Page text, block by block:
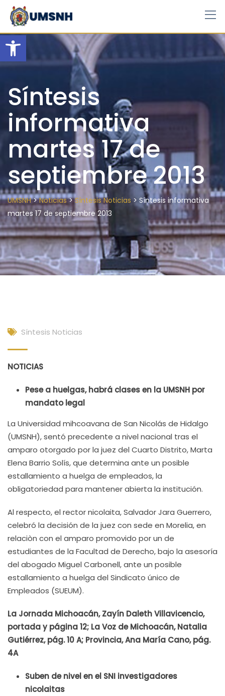
Open toolbar
Skip
content
Síntesis
informativa
martes 17 de
septiembre 2013
UMSNH>Noticias>Síntesis Noticias> Síntesis informativa
martes 17 de septiembre 2013
Síntesis Noticias
NOTICIAS
Pese a huelgas, habrá clases en la UMSNH por
mandato legal
La Universidad mihcoavana de San Nicolás de Hidalgo
(UMSNH), sentó precedente a nivel nacional tras el
amparo otorgado por la juez del Cuarto Distrito, Marta
Elena Barrio Solís, que determina ante un posible
estallamiento a huelga de empleados, la
obligatoriedad para mantener abierta la institución.
Al respecto, el rector nicolaita, Salvador Jara Guerrero,
celebró la decisión de la juez con sede en Morelia, en
relaciòn con el amparo promovido por un de
estudiantes de la Facultad de Derecho, bajo la asesoría
del abogado Miguel Carbonell, ante un posible
estallamiento a huelga del Sindicato único de
Empleados (SUEUM).
La Jornada Michoacán, Zayín Daleth Villavicencio,
portada y página 12; La Voz de Michoacán, Natalia
Gutiérrez, pág. 10 A; Provincia, Ana María Cano, pág.
4A
Suben de nivel en el SNI investigadores
nicolaitas